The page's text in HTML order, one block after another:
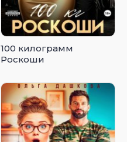
100 килограмм
Роскоши